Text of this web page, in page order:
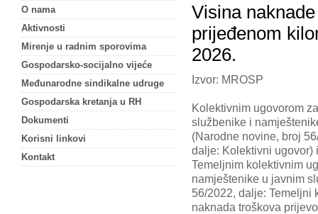
Visina
prijeđenom
2026.
Izvor: MROSP
Kolektivnim ugovorom
službenike i
(Narodne novine, broj
dalje: Kolektivni ugovor) i
Temeljnim kolektivnim
namještenike u javnim
56/2022, dalje: Temeljni
naknada troškova
O nama
Aktivnosti
Mirenje u radnim sporovima
Gospodarsko-socijalno vijeće
Međunarodne sindikalne udruge
Gospodarska kretanja u RH
Dokumenti
Korisni linkovi
Kontakt